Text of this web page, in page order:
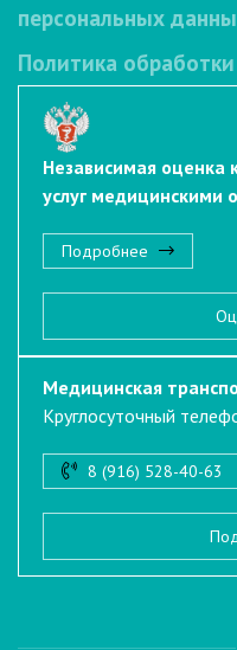
персональных
Политика
Независимая оценка
услуг медицинскими
Подробнее
Медицинская
Круглосуточный
8 (916) 528-40-63